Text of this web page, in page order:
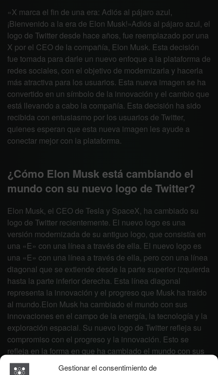
Gestionar el consentimiento de
«X marca el fin de una era: Adiós al pájaro azul,
¡Bienvenido a la era de Elon Musk!»Adiós al pájaro azul, el
logo de Twitter desde hace años, fue reemplazado por una
X por el CEO de la compañía, Elon Musk. Esta decisión
fue tomada para darle un nuevo enfoque a la plataforma de
redes sociales, con el objetivo de modernizarla y hacerla
más atractiva para los usuarios. Esta nueva imagen se ha
convertido en un símbolo de la innovación y el cambio que
está llevando a cabo la compañía. Esta decisión ha sido
recibida con entusiasmo por los usuarios de Twitter,
quienes esperan que esta nueva imagen les ayude a
conectar mejor con la plataforma.
¿Cómo Elon Musk está cambiando el
mundo con su nuevo logo de Twitter?
Elon Musk, el CEO de Tesla y SpaceX, ha cambiado su
logo de Twitter recientemente. El nuevo logo es una
versión modernizada de su antiguo logo, que consistía en
una «E» con una línea a través de ella. El nuevo logo es
una «E» con una línea a través de ella, pero con una línea
diagonal que se extiende desde la parte superior izquierda
hasta la parte inferior derecha. Esta línea diagonal
representa la innovación y el progreso que Musk ha traído
al mundo.Elon Musk ha cambiado el mundo con sus
innovaciones en el campo de la energía, la tecnología y la
exploración espacial. Su nuevo logo de Twitter refleja su
compromiso con el progreso y la innovación. Esto se
refleja en la forma en que ha cambiado el mundo con sus
innovaciones, como la producción de vehículos eléctricos,